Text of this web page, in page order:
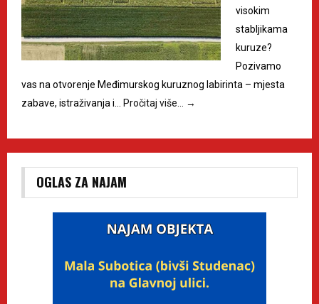
visokim
stabljikama
kuruze?
Pozivamo
vas na otvorenje Međimurskog kuruznog labirinta – mjesta
zabave, istraživanja i…
Pročitaj više… →
OGLAS ZA NAJAM